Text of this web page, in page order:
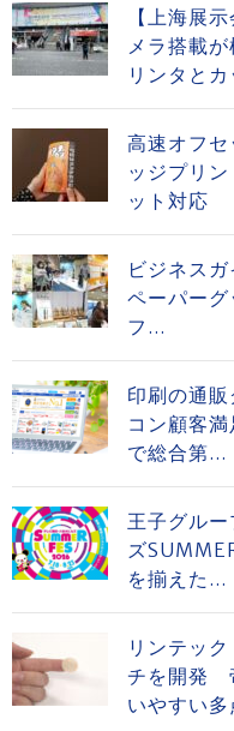
【上海展
メラ搭載
リンタとカ
高速オフ
ッジプリ
ット対応
ビジネス
ペーパー
フ...
印刷の通
コン顧客
で総合第...
王子グル
ズ
を揃えた...
リンテッ
チを開発
いやすい多